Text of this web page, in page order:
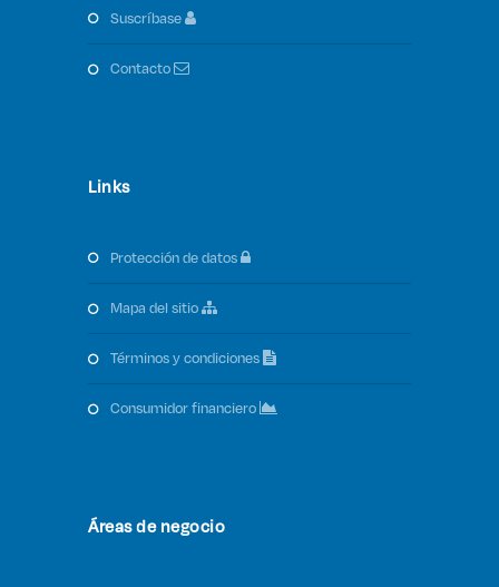
suscríbase
contacto
Links
protección de datos
mapa del sitio
términos y condiciones
consumidor financiero
Áreas de negocio